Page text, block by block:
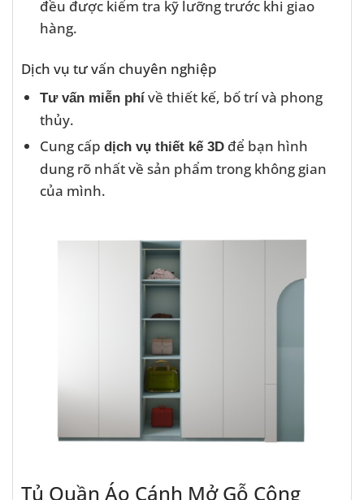
đều được kiểm tra kỹ lưỡng trước khi giao
hàng.
Dịch vụ tư vấn chuyên nghiệp
Tư vấn miễn phívề thiết kế, bố trí và phong
thủy.
Cung cấp dịch vụ thiết kế 3Dđể bạn hình
dung rõ nhất về sản phẩm trong không gian
của mình.
Tủ Quần Áo Cánh Mở Gỗ Công